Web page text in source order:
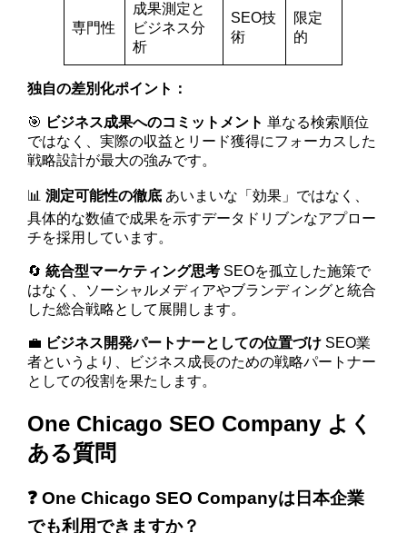
専門性
成果測定と
ビジネス分
析
SEO技
術
限定
的
独自の差別化ポイント：
🎯 ビジネス成果へのコミットメント 単なる検索順位
ではなく、実際の収益とリード獲得にフォーカスした
戦略設計が最大の強みです。
📊測定可能性の徹底 あいまいな「効果」ではなく、
具体的な数値で成果を示すデータドリブンなアプロー
チを採用しています。
🔄統合型マーケティング思考 SEOを孤立した施策で
はなく、ソーシャルメディアやブランディングと統合
した総合戦略として展開します。
💼 ビジネス開発パートナーとしての位置づけ SEO業
者というより、ビジネス成長のための戦略パートナー
としての役割を果たします。
One Chicago SEO Company よく
ある質問
❓ One Chicago SEO Companyは日本企業
でも利用できますか？